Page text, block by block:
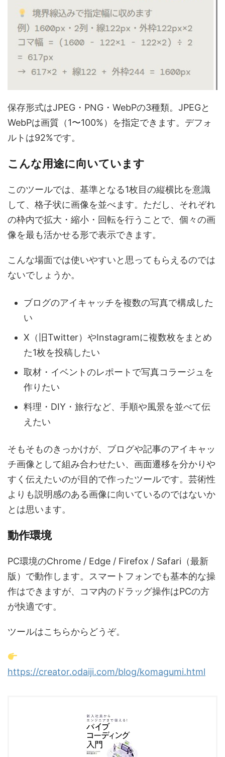
保存形式はJPEG・PNG・WebPの3種類。JPEGと
WebPは画質（1〜100%）を指定できます。デフォ
ルトは92%です。
こんな用途に向いています
このツールでは、基準となる1枚目の縦横比を意識
して、格子状に画像を並べます。ただし、それぞれ
の枠内で拡大・縮小・回転を行うことで、個々の画
像を最も活かせる形で表示できます。
こんな場面では使いやすいと思ってもらえるのでは
ないでしょうか。
ブログのアイキャッチを複数の写真で構成した
い
X（旧Twitter）やInstagramに複数枚をまとめ
た1枚を投稿したい
取材・イベントのレポートで写真コラージュを
作りたい
料理・DIY・旅行など、手順や風景を並べて伝
えたい
そもそものきっかけが、ブログや記事のアイキャッ
チ画像として組み合わせたい、画面遷移を分かりや
すく伝えたいのが目的で作ったツールです。芸術性
よりも説明感のある画像に向いているのではないか
とは思います。
動作環境
PC環境のChrome / Edge / Firefox / Safari（最新
版）で動作します。スマートフォンでも基本的な操
作はできますが、コマ内のドラッグ操作はPCの方
が快適です。
ツールはこちらからどうぞ。
https://creator.odaiji.com/blog/komagumi.html